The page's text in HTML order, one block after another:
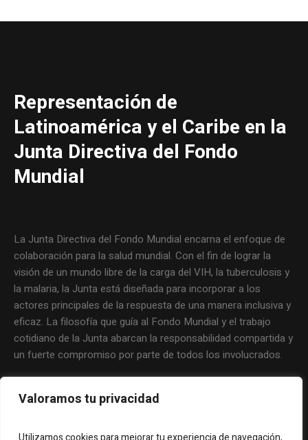
Valoramos tu privacidad
Representación de
Latinoamérica y el Caribe en la
Junta Directiva del Fondo
Mundial
La Junta Directiva del Fondo Mundial encarna el enfoque de
colaboración para la salud mundial. Con el fin de lograr la
visión de un mundo libre de la carga del VIH, la tuberculosis y
la malaria, la Junta está diseñada para incorporar a los
actores principales de la respuesta de una manera inclusiva y
eficaz. La filosofía que guía al Fondo Mundial y el trabajo
cotidiano de la Junta abarcan la responsabilidad compartida y
un fuerte compromiso por parte de todos los involucrados.